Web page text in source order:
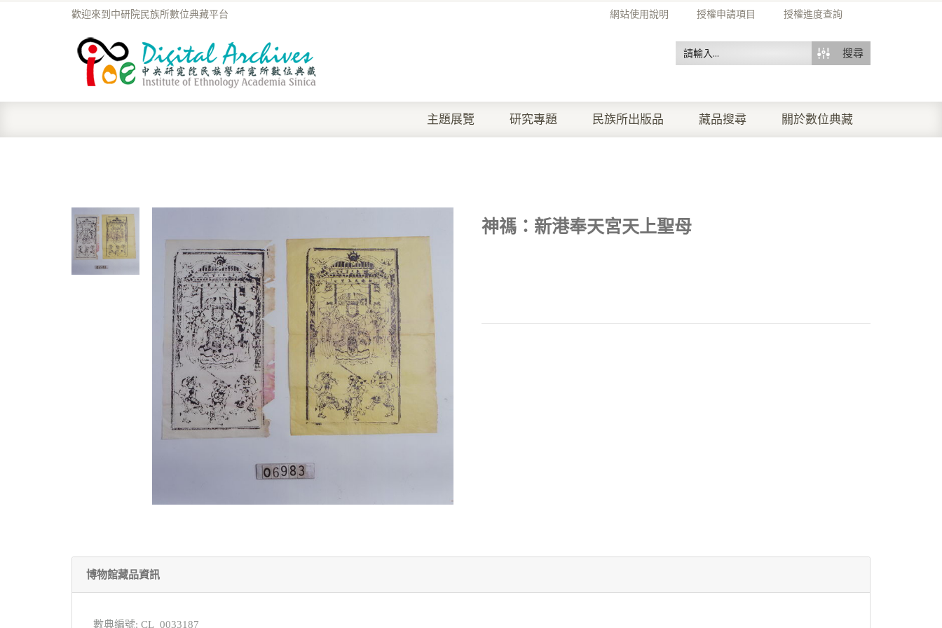
網站使用說明 授權申請項目 授權進度查詢
歡迎來到中研院民族所數位典藏平台
搜尋
主題展覽 研究專題 民族所出版品 藏品搜尋 關於數位典藏
神禡：新港奉天宮天上聖母
博物館藏品資訊
數典編號: CL_0033187